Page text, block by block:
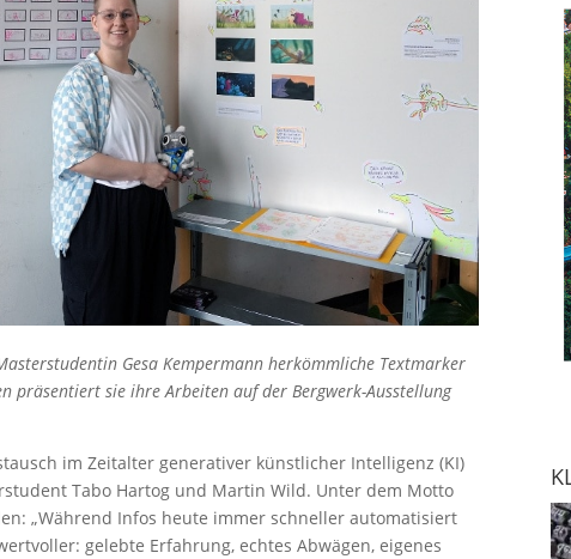
Gesa Kempermann herkömmliche Textmarker
präsentiert sie ihre Arbeiten auf der Bergwerk-Ausstellung
im Zeitalter generativer künstlicher Intelligenz (KI)
Tabo Hartog und Martin Wild. Unter dem Motto
„Während Infos heute immer schneller automatisiert
gelebte Erfahrung, echtes Abwägen, eigenes